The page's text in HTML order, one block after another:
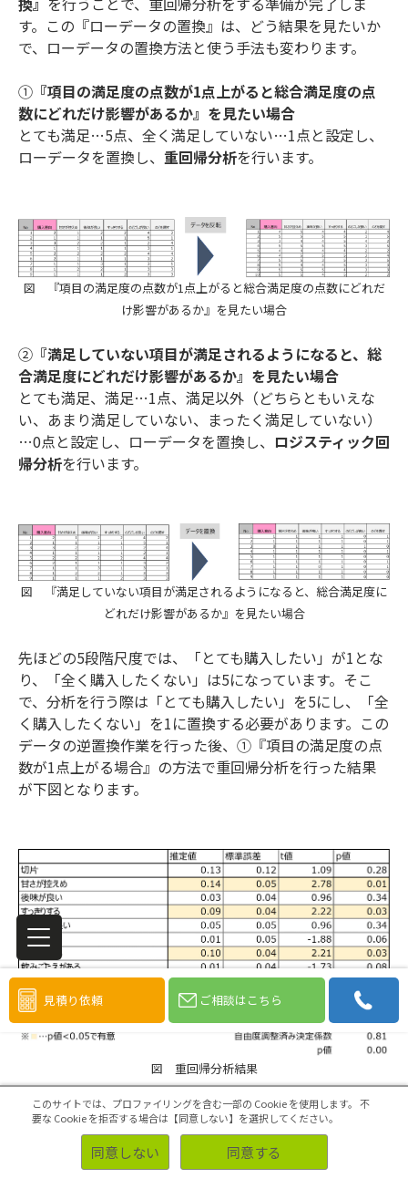
す。この『ローデータの置換』は、どう結果を見たいか
で、ローデータの置換方法と使う手法も変わります。
① 『項目の満足度の点数が1点上がると総合満足度の点
数にどれだけ影響があるか』を見たい場合
とても満足…5点、全く満足していない…1点と設定し、
ローデータを置換し、 重回帰分析を行います。
図 『項目の満足度の点数が1点上がると総合満足度の点数にどれだ
け影響があるか』を見たい場合
② 『満足していない項目が満足されるようになると、総
合満足度にどれだけ影響があるか』を見たい場合
とても満足、満足…1点、満足以外（どちらともいえな
い、あまり満足していない、まったく満足していない）
…0点と設定し、ローデータを置換し、 ロジスティック回
帰分析を行います。
図 『満足していない項目が満足されるようになると、総合満足度に
どれだけ影響があるか』を見たい場合
先ほどの5段階尺度では、「とても購入したい」が1とな
り、「全く購入したくない」は5になっています。そこ
で、分析を行う際は「とても購入したい」を5にし、「全
く購入したくない」を1に置換する必要があります。この
データの逆置換作業を行った後、①『項目の満足度の点
数が1点上がる場合』の方法で重回帰分析を行った結果
が下図となります。
図 重回帰分析結果
この結果から、統計的に購入意向に影響を与えていたの
「甘さが控えめ」「炭酸が強い」「すっきり」
変数であることが分かりました。つまり
見積り依頼 ご相談はこちら
このサイトでは、プロファイリングを含む一部の Cookie を使用します。 不
要な Cookie を拒否する場合は【同意しない】を選択してください。
同意しない 同意する